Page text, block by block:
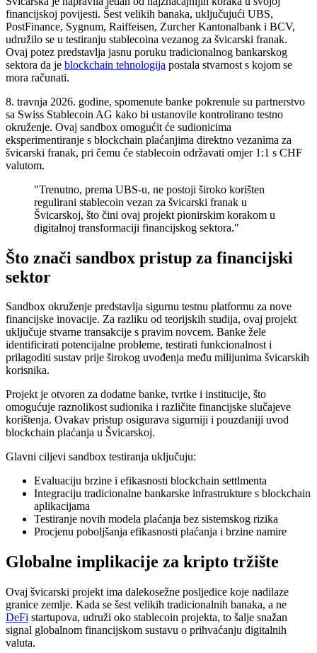
financijskoj povijesti. Šest velikih banaka, uključujući UBS,
PostFinance, Sygnum, Raiffeisen, Zurcher Kantonalbank i BCV,
udružilo se u testiranju stablecoina vezanog za švicarski franak.
Ovaj potez predstavlja jasnu poruku tradicionalnog bankarskog
sektora da je blockchain tehnologija postala stvarnost s kojom se
mora računati.
8. travnja 2026. godine, spomenute banke pokrenule su partnerstvo
sa Swiss Stablecoin AG kako bi ustanovile kontrolirano testno
okruženje. Ovaj sandbox omogućit će sudionicima
eksperimentiranje s blockchain plaćanjima direktno vezanima za
švicarski franak, pri čemu će stablecoin održavati omjer 1:1 s CHF
valutom.
"Trenutno, prema UBS-u, ne postoji široko korišten
regulirani stablecoin vezan za švicarski franak u
Švicarskoj, što čini ovaj projekt pionirskim korakom u
digitalnoj transformaciji financijskog sektora."
Što znači sandbox pristup za financijski
sektor
Sandbox okruženje predstavlja sigurnu testnu platformu za nove
financijske inovacije. Za razliku od teorijskih studija, ovaj projekt
uključuje stvarne transakcije s pravim novcem. Banke žele
identificirati potencijalne probleme, testirati funkcionalnost i
prilagoditi sustav prije širokog uvođenja među milijunima švicarskih
korisnika.
Projekt je otvoren za dodatne banke, tvrtke i institucije, što
omogućuje raznolikost sudionika i različite financijske slučajeve
korištenja. Ovakav pristup osigurava sigurniji i pouzdaniji uvod
blockchain plaćanja u Švicarskoj.
Glavni ciljevi sandbox testiranja uključuju:
Evaluaciju brzine i efikasnosti blockchain settlmenta
Integraciju tradicionalne bankarske infrastrukture s blockchain
aplikacijama
Testiranje novih modela plaćanja bez sistemskog rizika
Procjenu poboljšanja efikasnosti plaćanja i brzine namire
Globalne implikacije za kripto tržište
Ovaj švicarski projekt ima dalekosežne posljedice koje nadilaze
granice zemlje. Kada se šest velikih tradicionalnih banaka, a ne
DeFi startupova, udruži oko stablecoin projekta, to šalje snažan
signal globalnom financijskom sustavu o prihvaćanju digitalnih
valuta.